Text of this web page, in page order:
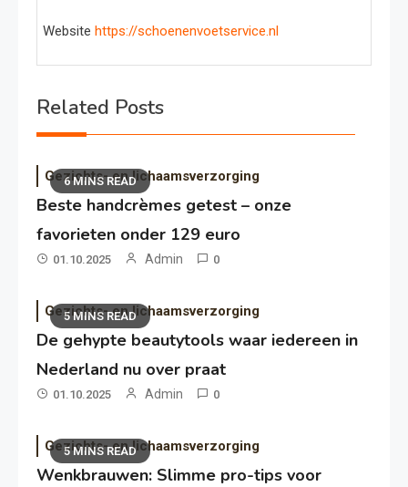
Website https://schoenenvoetservice.nl
Related Posts
6 MINS READ
Gezichts- en lichaamsverzorging
Beste handcrèmes getest – onze
favorieten onder 129 euro
01.10.2025 Admin 0
5 MINS READ
Gezichts- en lichaamsverzorging
De gehypte beautytools waar iedereen in
Nederland nu over praat
01.10.2025 Admin 0
5 MINS READ
Gezichts- en lichaamsverzorging
Wenkbrauwen: Slimme pro-tips voor